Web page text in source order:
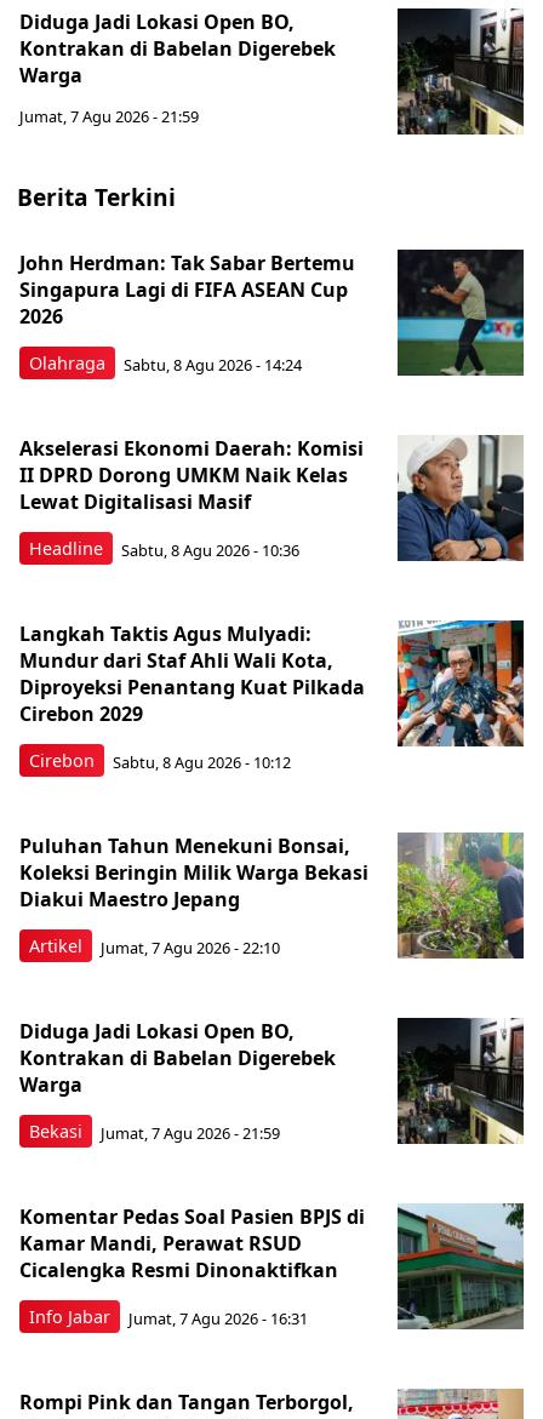
Diduga Jadi Lokasi Open BO,
Kontrakan di Babelan Digerebek
Warga
Jumat, 7 Agu 2026 - 21:59
Berita Terkini
Olahraga
John Herdman: Tak Sabar Bertemu
Singapura Lagi di FIFA ASEAN Cup
2026
Sabtu, 8 Agu 2026 - 14:24
Headline
Akselerasi Ekonomi Daerah: Komisi
II DPRD Dorong UMKM Naik Kelas
Lewat Digitalisasi Masif
Sabtu, 8 Agu 2026 - 10:36
Cirebon
Langkah Taktis Agus Mulyadi:
Mundur dari Staf Ahli Wali Kota,
Diproyeksi Penantang Kuat Pilkada
Cirebon 2029
Sabtu, 8 Agu 2026 - 10:12
Artikel
Puluhan Tahun Menekuni Bonsai,
Koleksi Beringin Milik Warga Bekasi
Diakui Maestro Jepang
Jumat, 7 Agu 2026 - 22:10
Bekasi
Diduga Jadi Lokasi Open BO,
Kontrakan di Babelan Digerebek
Warga
Jumat, 7 Agu 2026 - 21:59
Info Jabar
Komentar Pedas Soal Pasien BPJS di
Kamar Mandi, Perawat RSUD
Cicalengka Resmi Dinonaktifkan
Jumat, 7 Agu 2026 - 16:31
Rompi Pink dan Tangan Terborgol,